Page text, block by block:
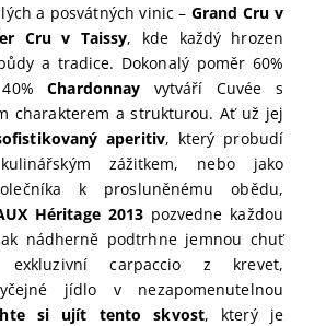
a posvátných vinic –Grand Cru v
Cru v Taissy, kde každý hrozen
a tradice. Dokonalý poměr 60%
Chardonnay vytváří Cuvée s
charakterem a strukturou. Ať už jej
aperitiv, který probudí
zážitkem, nebo jako
k prosluněnému obědu,
Héritage 2013pozvedne každou
nádherně podtrhne jemnou chuť
exkluzivní carpaccio z krevet,
jídlo v nezapomenutelnou
si ujít tento skvost, který je